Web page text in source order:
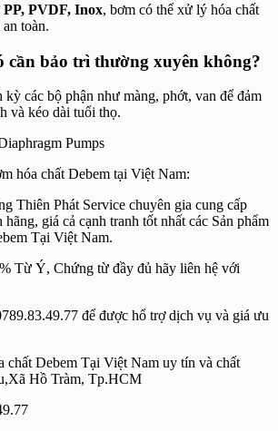
PP, PVDF, Inox, bơm có thể xử lý hóa chất
toàn.
cần bảo trì thường xuyên không?
các bộ phận như màng, phớt, van để đảm
và kéo dài tuổi thọ.
hóa chất Debem tại Việt Nam:
Thiên Phát Service chuyên gia cung cấp
giá cả cạnh tranh tốt nhất các Sản phẩm
Tại Việt Nam.
Từ Ý, Chứng từ đầy đủ hãy liên hệ với
để được hổ trợ dịch vụ và giá ưu
chất Debem Tại Việt Nam uy tín và chất
Hồ Tràm, Tp.HCM